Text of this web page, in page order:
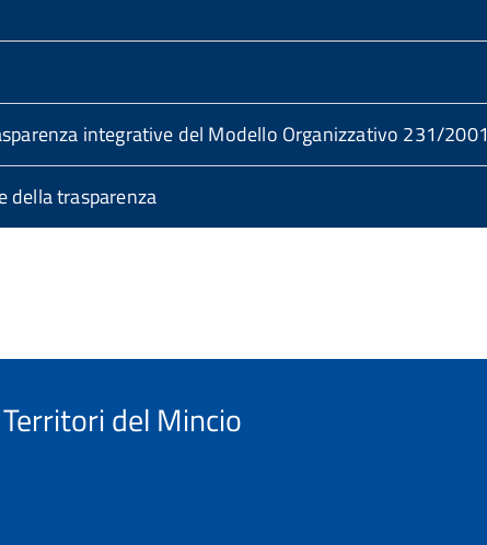
integrative del Modello Organizzativo 231/2001
della trasparenza
del Mincio